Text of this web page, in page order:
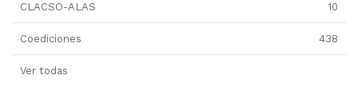
CLACSO-ALAS 10
Coediciones 438
Ver todas